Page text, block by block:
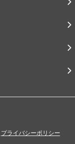
プライバシーポリシー